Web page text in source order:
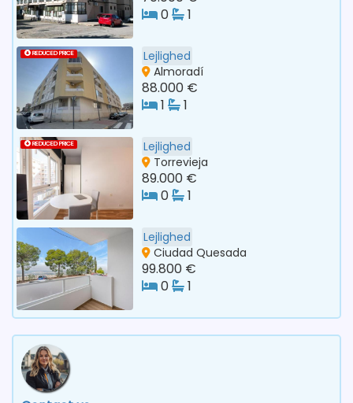
0
1
REDUCED PRICE
Lejlighed
Almoradí
88.000 €
1
1
REDUCED PRICE
Lejlighed
Torrevieja
89.000 €
0
1
Lejlighed
Ciudad Quesada
99.800 €
0
1